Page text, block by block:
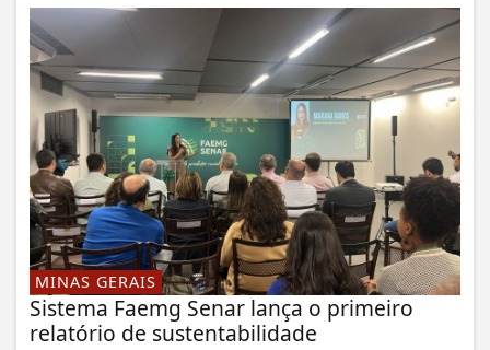
MINAS GERAIS
Sistema Faemg Senar lança o primeiro
relatório de sustentabilidade